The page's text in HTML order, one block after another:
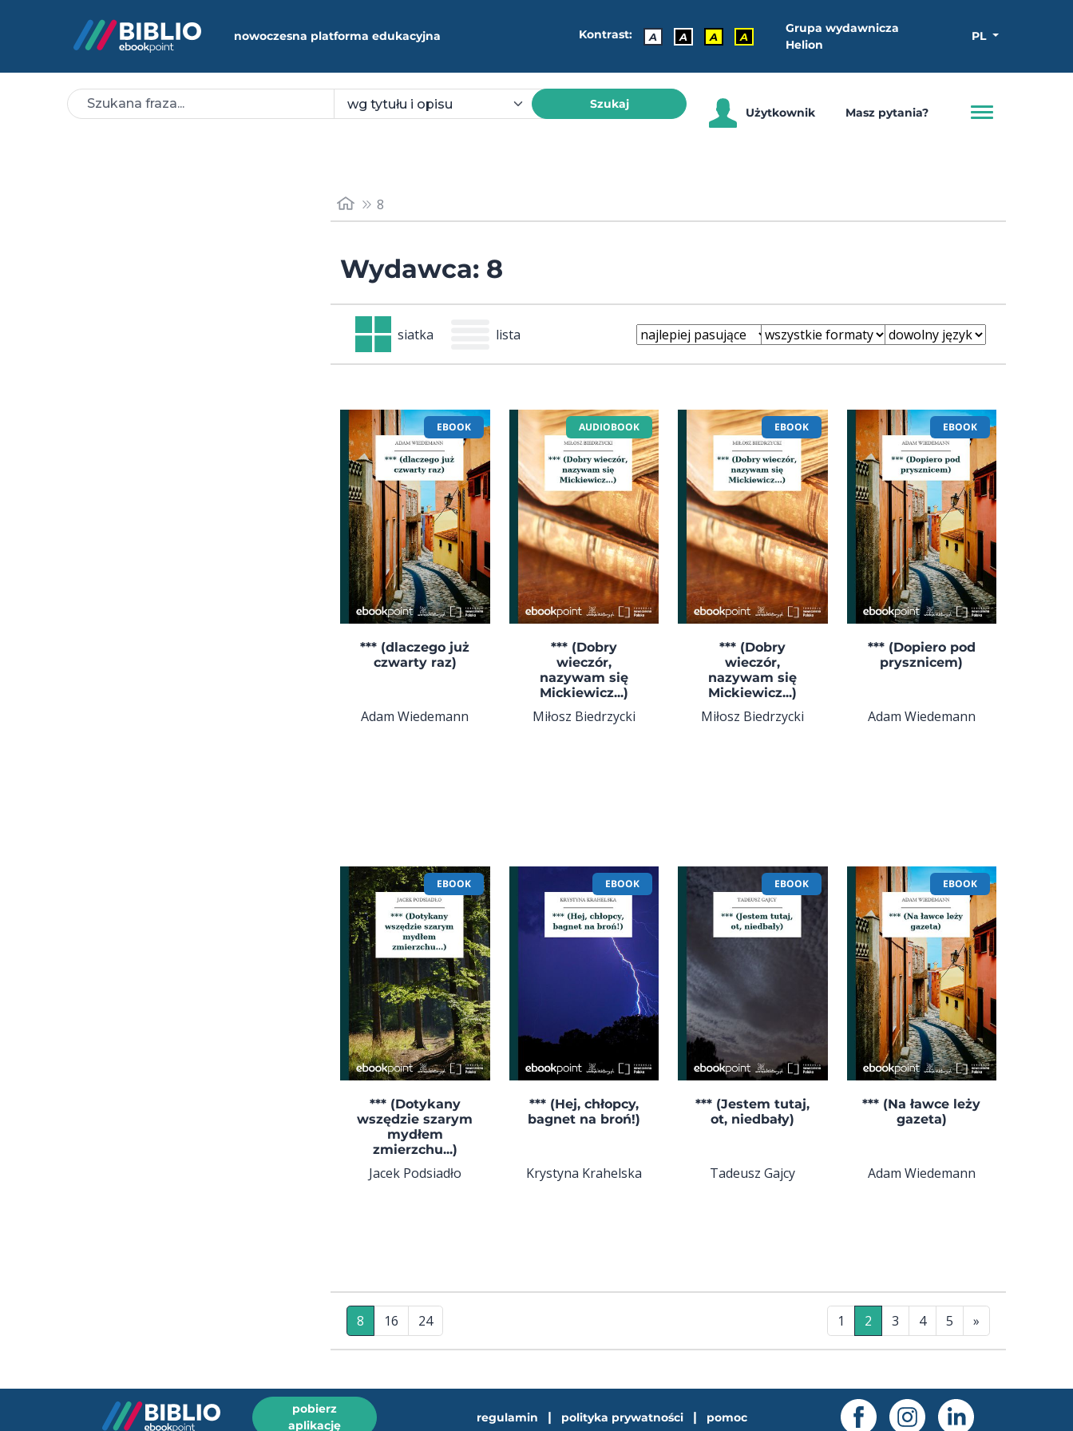
nowoczesna platforma edukacyjna Kontrast: A A A A
Grupa wydawnicza
Helion
PL
Szukaj
Użytkownik Masz pytania?
8
Wydawca: 8
siatka lista
EBOOK
*** (dlaczego już
czwarty raz)
Adam Wiedemann
AUDIOBOOK
*** (Dobry
wieczór,
nazywam się
Mickiewicz...)
Miłosz Biedrzycki
EBOOK
*** (Dobry
wieczór,
nazywam się
Mickiewicz...)
Miłosz Biedrzycki
EBOOK
*** (Dopiero pod
prysznicem)
Adam Wiedemann
EBOOK
*** (Dotykany
wszędzie szarym
mydłem
zmierzchu...)
Jacek Podsiadło
EBOOK
*** (Hej, chłopcy,
bagnet na broń!)
Krystyna Krahelska
EBOOK
*** (Jestem tutaj,
ot, niedbały)
Tadeusz Gajcy
EBOOK
*** (Na ławce leży
gazeta)
Adam Wiedemann
8 16 24 1 2 3 4 5 »
pobierz
aplikację
regulamin | polityka prywatności | pomoc